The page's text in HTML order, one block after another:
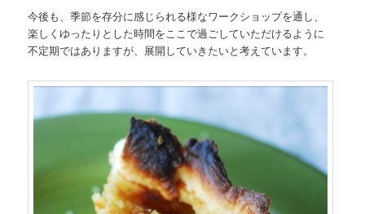
今後も、季節を存分に感じられる様なワークショップを通し、
楽しくゆったりとした時間をここで過ごしていただけるように
不定期ではありますが、展開していきたいと考えています。